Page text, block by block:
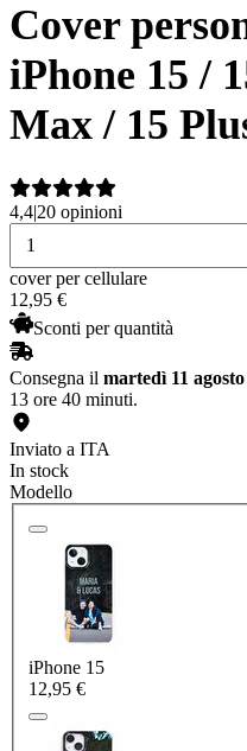
Cover
iPhone 15 /
Max / 15
4,4|20 opinioni
cover per cellulare
12,95 €
Sconti per quantità
Consegna il martedì 11 agosto
13 ore 40 minuti.
Inviato a ITA
In stock
Modello
iPhone 15
12,95 €